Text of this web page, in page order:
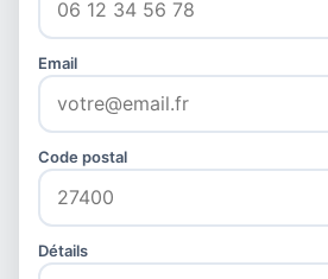
Email
Code postal
Détails